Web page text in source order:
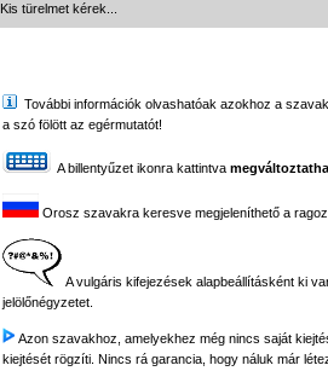
Kis türelmet kérek...
További információk olvashatóak azokhoz a
a szó fölött az egérmutatót!
A billentyűzet ikonra kattintva
Orosz szavakra keresve megjeleníthető a
A vulgáris kifejezések alapbeállításként ki
jelölőnégyzetet.
Azon szavakhoz, amelyekhez még nincs saját
kiejtését rögzíti. Nincs rá garancia, hogy náluk már